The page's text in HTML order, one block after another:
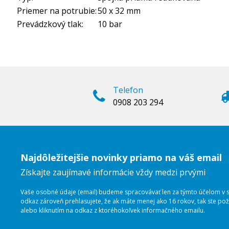
Priemer na potrubie:50 x 32 mm
Prevádzkový tlak:
10 bar
Telefon
0908 203 294
Najdôležitejšie novinky priamo na váš email
Získajte zaujímavé informácie vždy medzi prvými
Vaše osobné údaje (email) budeme spracovávať len za týmto účelom
odkaz zároveň prehlasujete, že ak máte menej ako 16 rokov, tak ste
alebo kliknutím na odkaz z ktoréhokoľvek informačného emailu.